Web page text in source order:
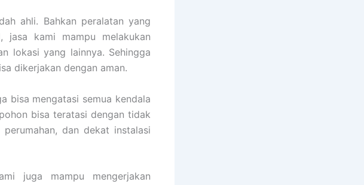
ahli. Bahkan peralatan yang
jasa kami mampu melakukan
lokasi yang lainnya. Sehingga
dikerjakan dengan aman.
bisa mengatasi semua kendala
bisa teratasi dengan tidak
dan dekat instalasi
juga mampu mengerjakan